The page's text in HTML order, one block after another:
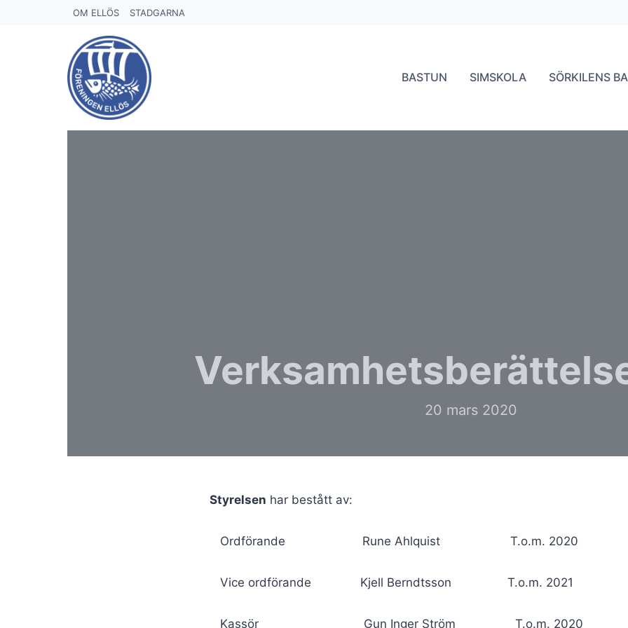
OM ELLÖS STADGARNA
BASTUN SIMSKOLA SÖRKILENS
20 mars 2020
Styrelsen har bestått av:
Ordförande Rune Ahlquist T.o.m. 2020
Vice ordförande Kjell Berndtsson T.o.m. 2021
Kassör Gun Inger Ström T.o.m. 2020